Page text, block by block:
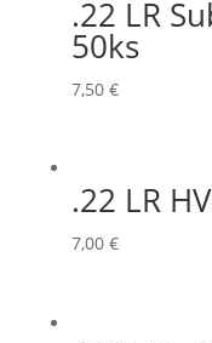
.22 LR
50ks
7,50 €
.22 LR
7,00 €